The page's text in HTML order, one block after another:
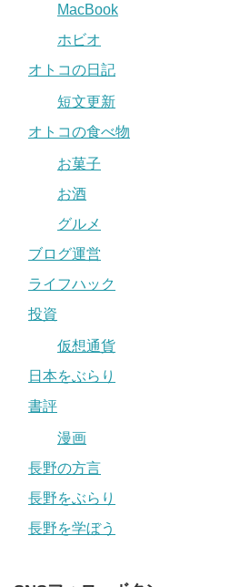
MacBook
ホビオ
オトコの日記
短文更新
オトコの食べ物
お菓子
お酒
グルメ
ブログ運営
ライフハック
投資
仮想通貨
日本をぶらり
書評
漫画
長野の方言
長野をぶらり
長野を学ぼう